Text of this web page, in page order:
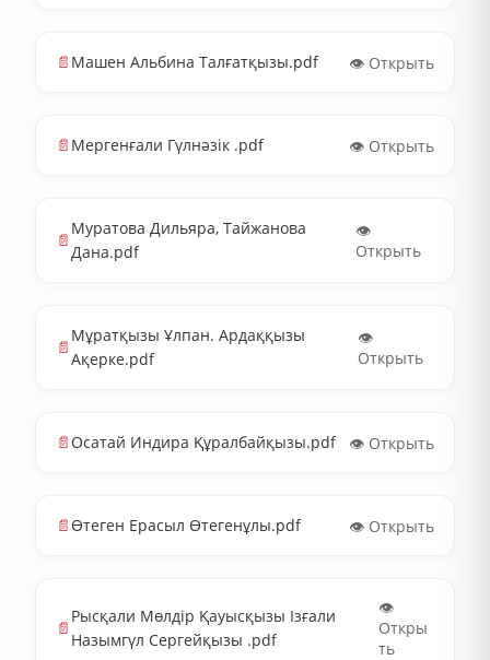
📄 Машен Альбина Талғатқызы.pdf 👁️ Открыть
📄 Мергенғали Гүлнәзік .pdf 👁️ Открыть
📄
Муратова Дильяра, Тайжанова
Дана.pdf
👁️
Открыть
📄
Мұратқызы Ұлпан. Ардаққызы
Ақерке.pdf
👁️
Открыть
📄 Осатай Индира Құралбайқызы.pdf 👁️ Открыть
📄 Өтеген Ерасыл Өтегенұлы.pdf 👁️ Открыть
📄
Рысқали Мөлдір Қауысқызы Ізғали
Назымгүл Сергейқызы .pdf
👁️
Откры
ть